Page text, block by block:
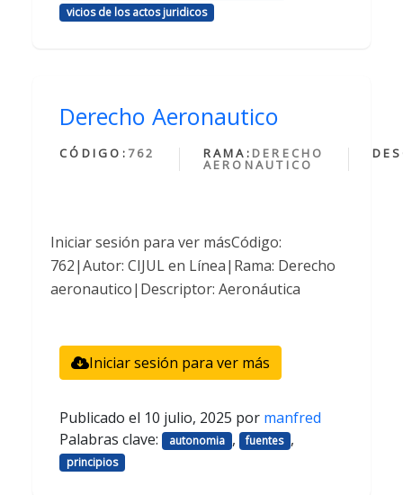
vicios de los actos juridicos
Derecho Aeronautico
CÓDIGO: 762 RAMA: DERECHO
AERONAUTICO
Iniciar sesión para ver másCódigo:
762|Autor: CIJUL en Línea|Rama: Derecho
aeronautico|Descriptor: Aeronáutica
Iniciar sesión para ver más
Publicado el 10 julio, 2025 por manfred
Palabras clave:
autonomia , fuentes ,
principios